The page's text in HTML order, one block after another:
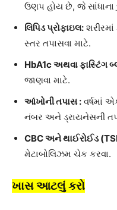
ઉણપ હોય છે, જે સાંધાના
લિપિડ પ્રોફાઇલ:
સ્તર તપાસવા માટે.
HbA1c અથવા ફાસ્ટિંગ
જાણવા માટે.
આંખોની તપાસ : વર્ષમાં
નંબર અને ડ્રાયનેસની
CBC અને થાઈરોઈડ
મેટાબોલિઝમ ચેક કરવા.
ખાસ આટલું કરો